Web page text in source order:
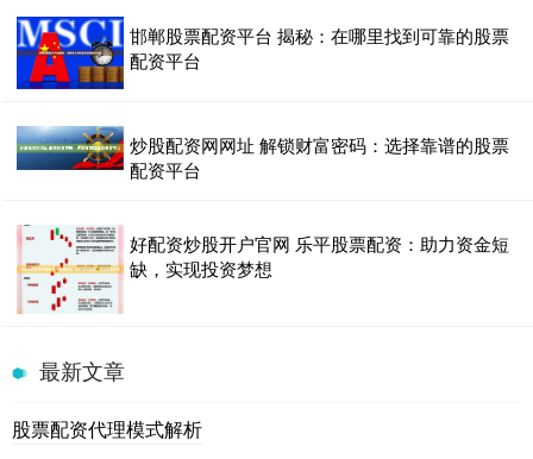
邯郸股票配资平台 揭秘：在哪里找到可靠的股票
配资平台
炒股配资网网址 解锁财富密码：选择靠谱的股票
配资平台
好配资炒股开户官网 乐平股票配资：助力资金短
缺，实现投资梦想
最新文章
股票配资代理模式解析